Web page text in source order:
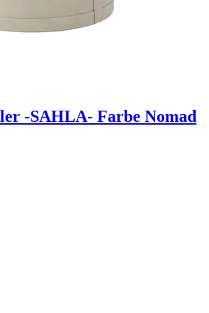
-SAHLA- Farbe Nomad